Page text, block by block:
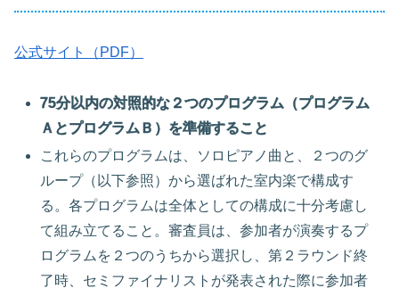
公式サイト（PDF）
75分以内の対照的な２つのプログラム（プログラム
ＡとプログラムＢ）を準備すること
これらのプログラムは、ソロピアノ曲と、２つのグ
ループ（以下参照）から選ばれた室内楽で構成す
る。各プログラムは全体としての構成に十分考慮し
て組み立てること。審査員は、参加者が演奏するプ
ログラムを２つのうちから選択し、第２ラウンド終
了時、セミファイナリストが発表された際に参加者